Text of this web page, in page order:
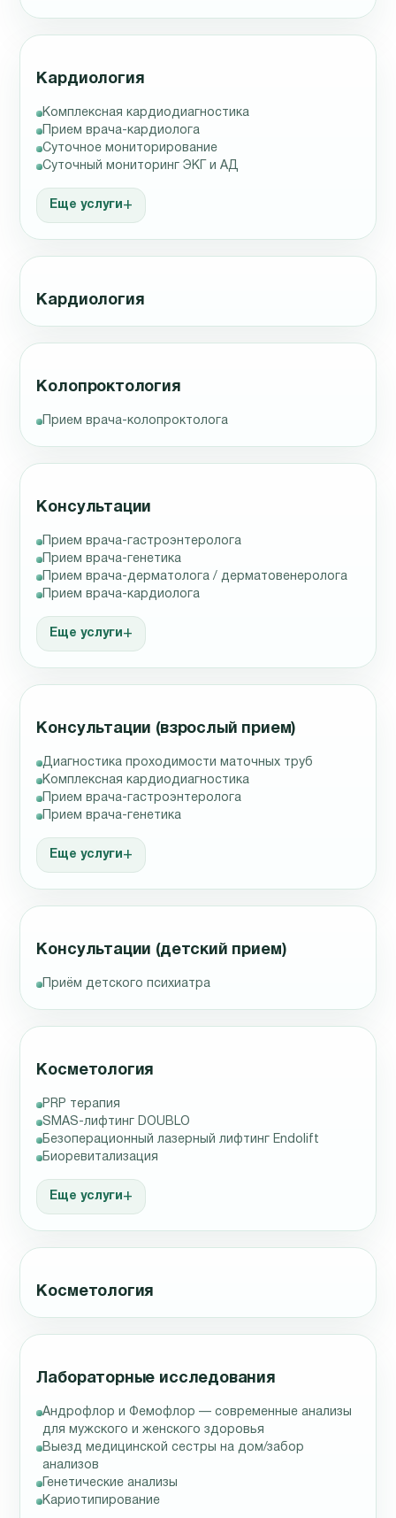
Кардиология
Комплексная кардиодиагностика
Прием врача-кардиолога
Суточное мониторирование
Суточный мониторинг ЭКГ и АД
Еще услуги
Кардиология
Колопроктология
Прием врача-колопроктолога
Консультации
Прием врача-гастроэнтеролога
Прием врача-генетика
Прием врача-дерматолога / дерматовенеролога
Прием врача-кардиолога
Еще услуги
Консультации (взрослый прием)
Диагностика проходимости маточных труб
Комплексная кардиодиагностика
Прием врача-гастроэнтеролога
Прием врача-генетика
Еще услуги
Консультации (детский прием)
Приём детского психиатра
Косметология
PRP терапия
SMAS-лифтинг DOUBLO
Безоперационный лазерный лифтинг Endolift
Биоревитализация
Еще услуги
Косметология
Лабораторные исследования
Андрофлор и Фемофлор — современные анализы
для мужского и женского здоровья
Выезд медицинской сестры на дом/забор
анализов
Генетические анализы
Кариотипирование